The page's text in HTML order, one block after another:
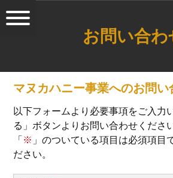
お問い合わ
マヌカハニー事業へのお問い
以下フォームより必要事項をご入力
る」ボタンよりお問い合わせくださ
「 ※ 」のついている項目は必須項目
ださい。